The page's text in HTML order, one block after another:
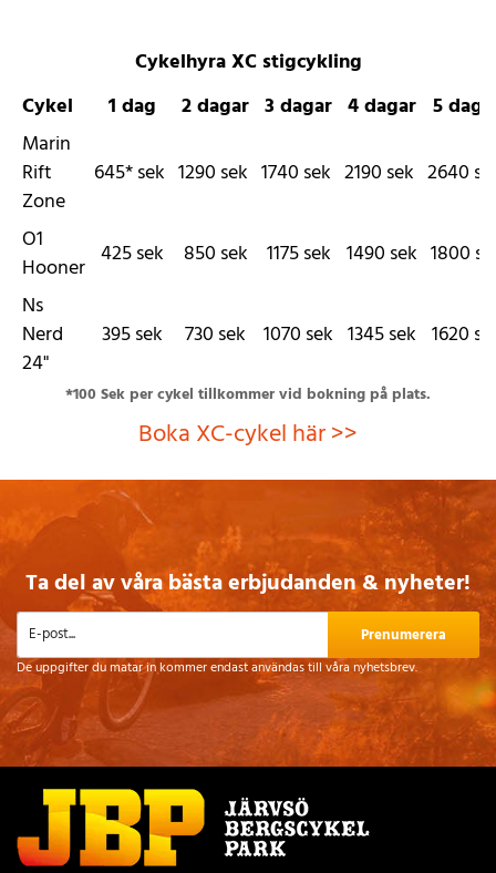
Cykelhyra XC stigcykling
Cykel
1 dag 2 dagar 3 dagar 4 dagar 5
Marin
Rift
Zone
645*sek 1290 sek 1740 sek 2190 sek 2640
O1
Hooner 425sek 850 sek 1175sek 1490 sek 1800
Ns
Nerd
24"
395sek 730 sek 1070 sek 1345sek 1620
*100 Sek per cykel tillkommer vid bokning på plats.
Boka XC-cykel här >>
Ta del av våra bästa erbjudanden & nyheter!
Prenumerera
De uppgifter du matar in kommer endast användas till våra nyhetsbrev.